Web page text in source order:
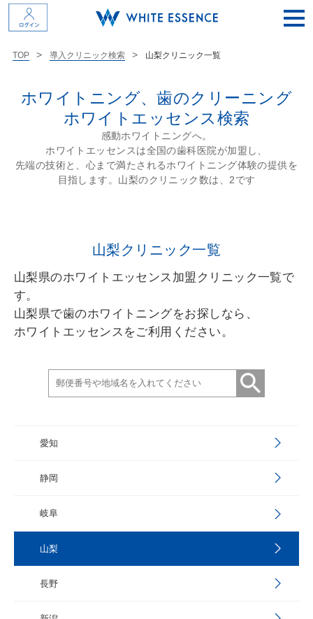
TOP 導入クリニック検索 山梨クリニック一覧
ホワイトニング、歯のクリーニング
ホワイトエッセンス検索
感動ホワイトニングへ。
ホワイトエッセンスは全国の歯科医院が加盟し、
先端の技術と、心まで満たされるホワイトニング体験の提供を
目指します。山梨のクリニック数は、2です
山梨クリニック一覧
山梨県のホワイトエッセンス加盟クリニック一覧で
す。
山梨県で歯のホワイトニングをお探しなら、
ホワイトエッセンスをご利用ください。
愛知
静岡
岐阜
山梨
長野